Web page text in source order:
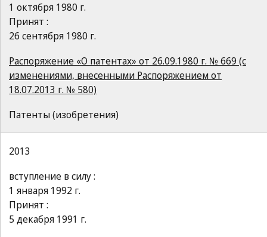
1 октября 1980 г.
Принят :
26 сентября 1980 г.
Распоряжение «О патентах» от 26.09.1980 г. № 669 (с
изменениями, внесенными Распоряжением от
18.07.2013 г. № 580)
Патенты (изобретения)
2013
вступление в силу :
1 января 1992 г.
Принят :
5 декабря 1991 г.